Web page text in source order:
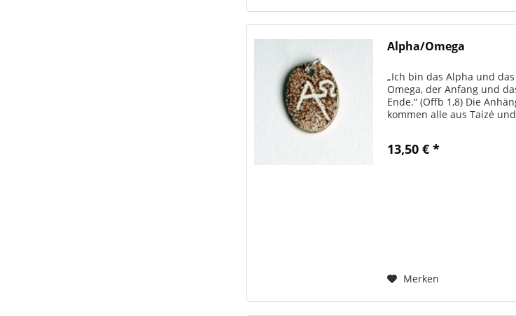
Alpha/Omega
„Ich bin das Alpha und das
Omega, der Anfang und
Ende.“ (Offb 1,8) Die
kommen alle aus Taizé und
Anhänger werden immer
13,50 € *
Merken